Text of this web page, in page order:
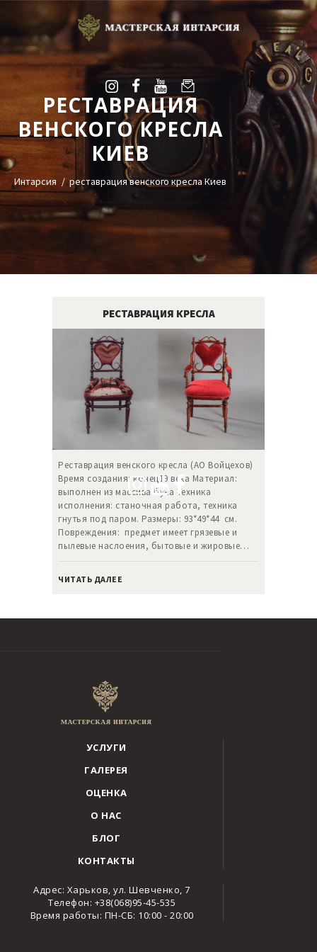
РЕСТАВРАЦИЯ
ВЕНСКОГО КРЕСЛА
КИЕВ
Интарсия реставрация венского кресла Киев
УСЛУГИ
ГАЛЕРЕЯ
ОЦЕНКА
О НАС
БЛОГ
КОНТАКТЫ
+38(068)95-45-535
Telegram
РЕСТАВРАЦИЯ КРЕСЛА
Реставрация венского кресла (АО Войцехов)
Время создания: конец19 века Материал:
выполнен из массива бука Техника
исполнения: станочная работа, техника
гнутья под паром. Размеры: 93*49*44 см.
Повреждения: предмет имеет грязевые и
пылевые наслоения, бытовые и жировые…
ЧИТАТЬ ДАЛЕЕ
УСЛУГИ
ГАЛЕРЕЯ
ОЦЕНКА
О НАС
БЛОГ
КОНТАКТЫ
Адрес: Харьков, ул. Шевченко, 7
Телефон: +38(068)95-45-535
Время работы: ПН-СБ: 10:00 - 20:00